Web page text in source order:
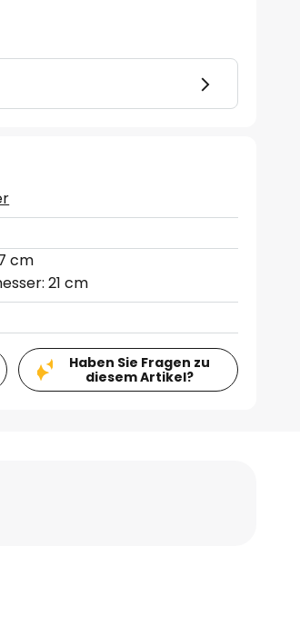
cm
21 cm
Haben Sie Fragen zu
diesem Artikel?